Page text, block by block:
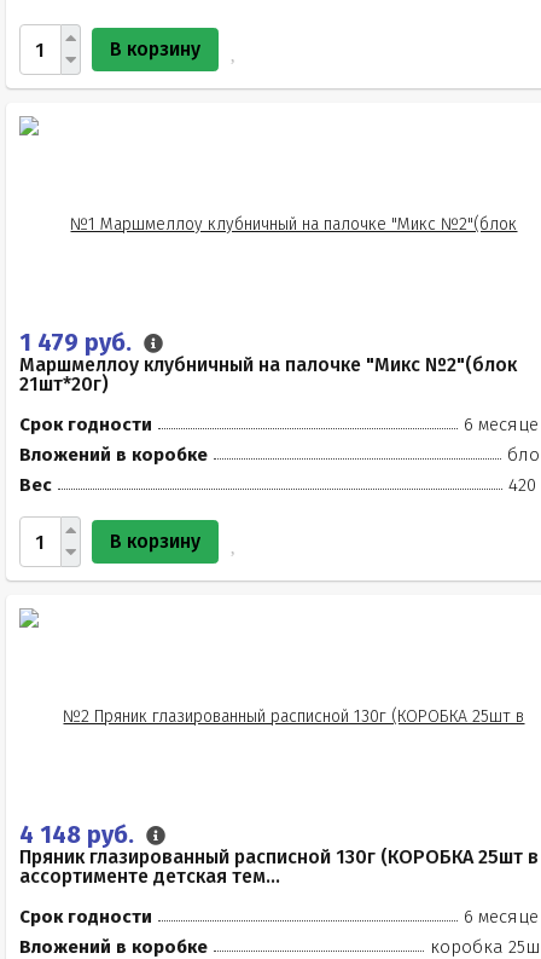
В корзину
1 479 руб.
Маршмеллоу клубничный на палочке "Микс №2"(блок
21шт*20г)
Срок годности
6
Вложений в коробке
Вес
420
В корзину
4 148 руб.
Пряник глазированный расписной 130г (КОРОБКА 25шт в
ассортименте детская тем...
Срок годности
6
Вложений в коробке
коробка